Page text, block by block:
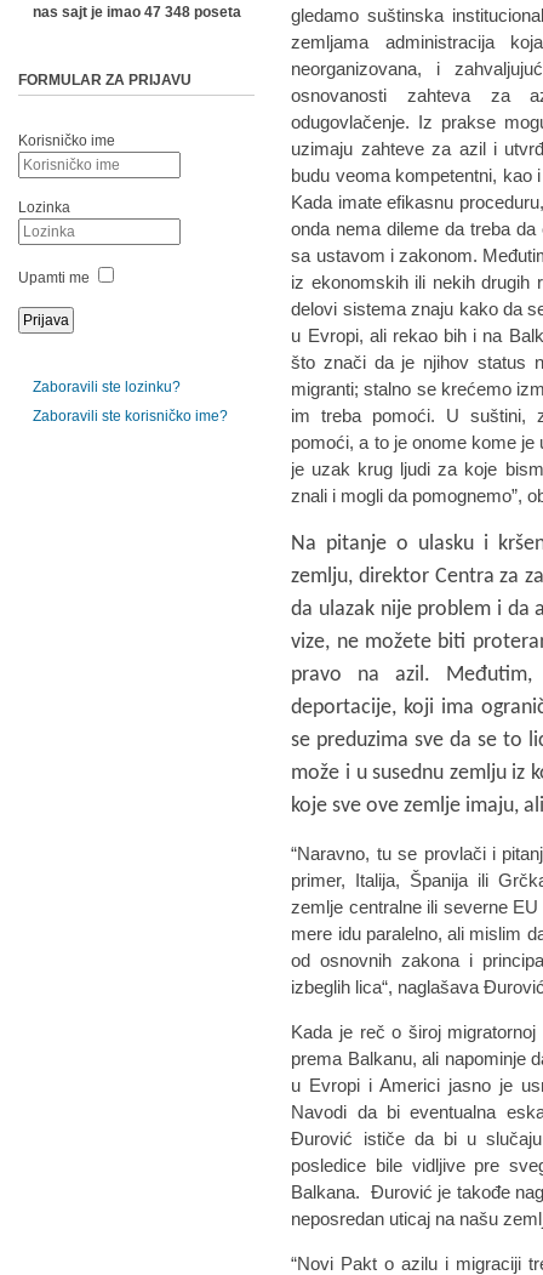
gledamo suštinska
zemljama administracija
neorganizovana, i
osnovanosti zahteva za
odugovlačenje. Iz prakse
uzimaju zahteve za azil i
budu veoma kompetentni, kao
Kada imate efikasnu
onda nema dileme da treba
sa ustavom i zakonom.
iz ekonomskih ili nekih drugih
delovi sistema znaju kako da
u Evropi, ali rekao bih i na
što znači da je njihov status
migranti; stalno se krećemo
im treba pomoći. U suštini,
pomoći, a to je onome kome je
je uzak krug ljudi za koje
znali i mogli da pomognemo”,
Na pitanje o ulasku i
zemlju, direktor Centra za
da ulazak nije problem i da
vize, ne možete biti
pravo na azil.
deportacije, koji ima
se preduzima sve da se to
može i u susednu zemlju iz
koje sve ove zemlje imaju,
“Naravno, tu se provlači i
primer, Italija, Španija ili
zemlje centralne ili severne
mere idu paralelno, ali mislim
od osnovnih zakona i
izbeglih lica“, naglašava
Kada je reč o široj
prema Balkanu, ali napominje
u Evropi i Americi jasno je
Navodi da bi eventualna
Đurović ističe da bi u slučaju
posledice bile vidljive pre
Balkana. Đurović je takođe
neposredan uticaj na našu
“Novi Pakt o azilu i migraciji
nas sajt je imao 47 348 poseta
FORMULAR ZA PRIJAVU
Korisničko ime
Lozinka
Upamti me
Zaboravili ste lozinku?
Zaboravili ste korisničko ime?